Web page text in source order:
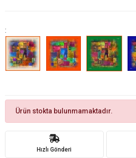
:
Ürün stokta bulunmamaktadır.
Hızlı Gönderi